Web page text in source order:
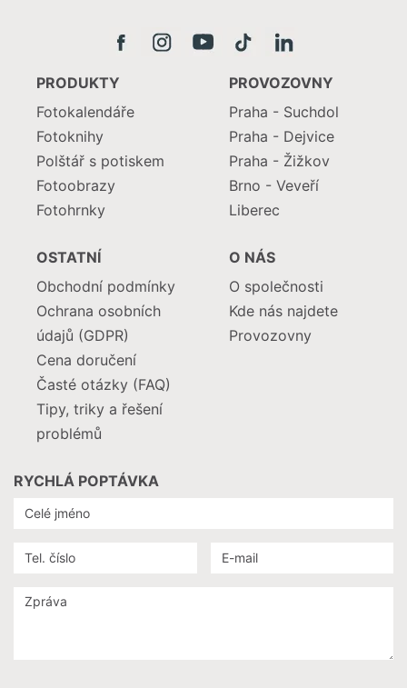
PRODUKTY
Fotokalendáře
Fotoknihy
Polštář s potiskem
Fotoobrazy
Fotohrnky
PROVOZOVNY
Praha - Suchdol
Praha - Dejvice
Praha - Žižkov
Brno - Veveří
Liberec
OSTATNÍ
Obchodní podmínky
Ochrana osobních
údajů (GDPR)
Cena doručení
Časté otázky (FAQ)
Tipy, triky a řešení
problémů
O NÁS
O společnosti
Kde nás najdete
Provozovny
RYCHLÁ POPTÁVKA